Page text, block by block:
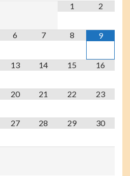
1
2
6 7 8 9
13 14 15 16
20 21 22 23
27 28 29 30